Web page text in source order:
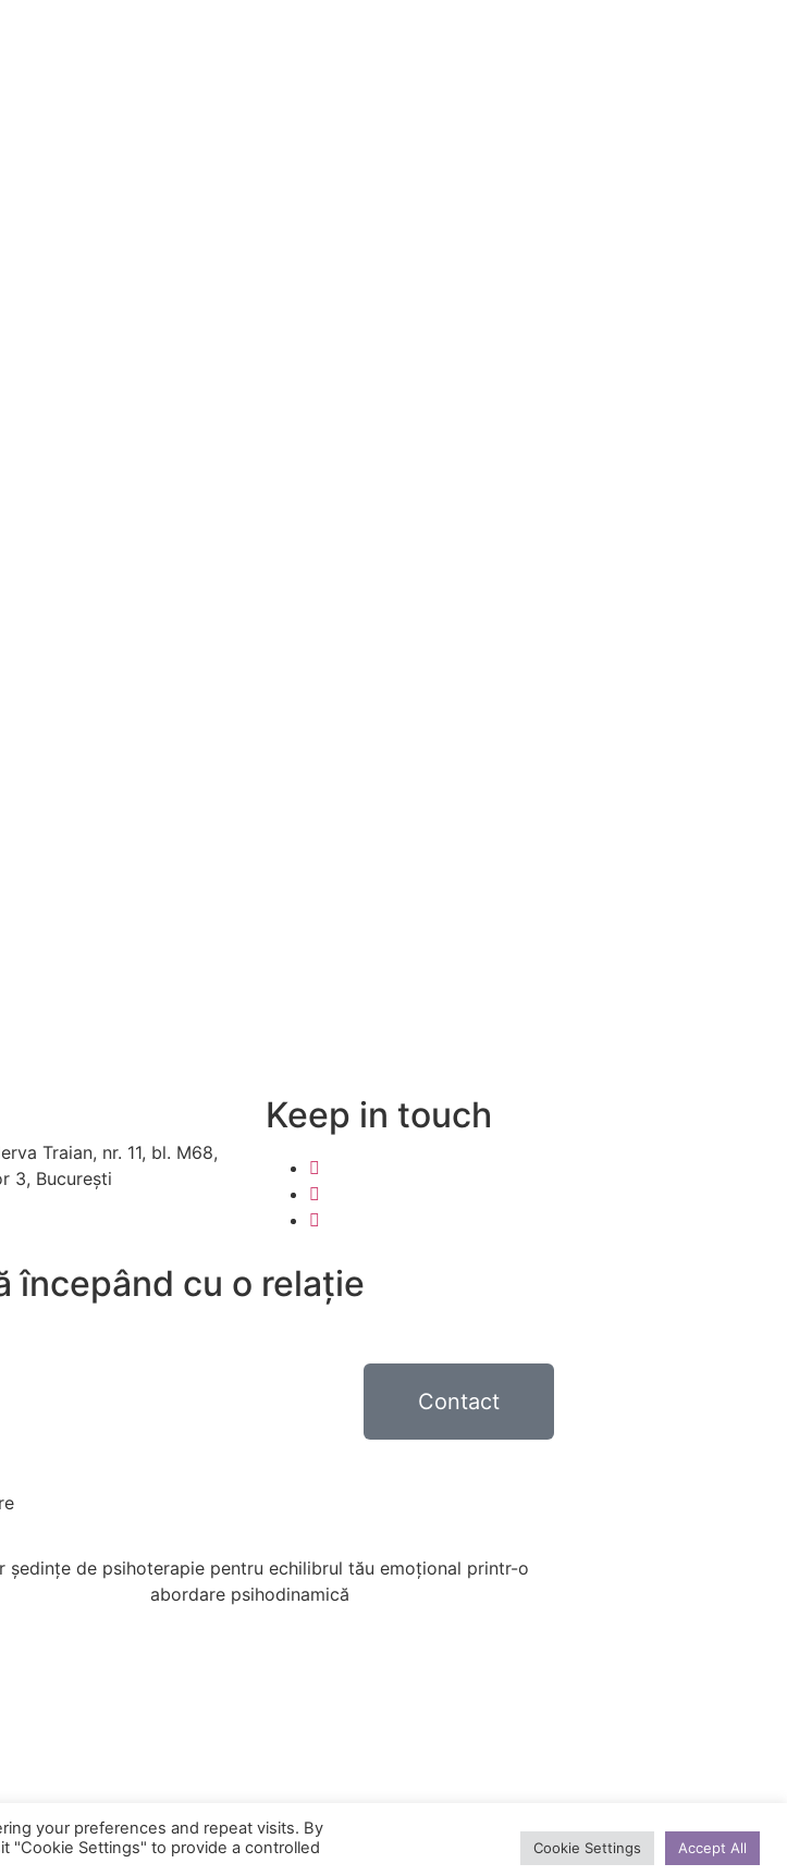
Traian, nr. 11, bl. M68,
3, București
Keep in touch
începând cu o relație
Contact
ședințe de psihoterapie pentru echilibrul tău emoțional printr-o
abordare psihodinamică
your preferences and repeat visits. By
"Cookie Settings" to provide a controlled
Cookie Settings Accept All